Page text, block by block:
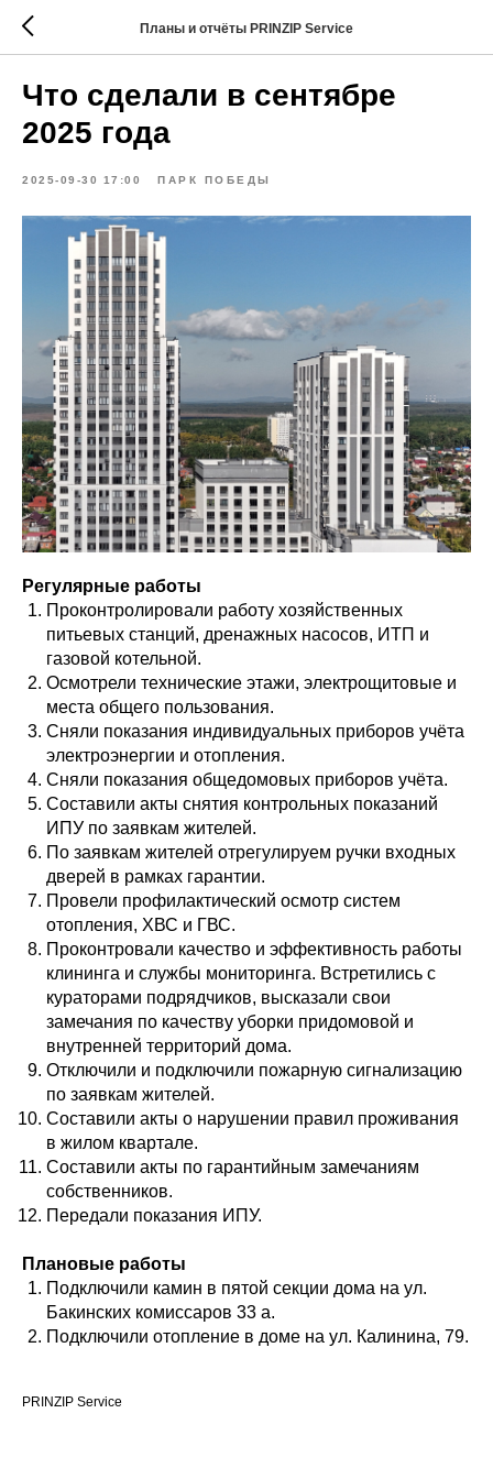
Планы и отчёты PRINZIP Service
Что сделали в сентябре
2025 года
2025-09-30 17:00 ПАРК ПОБЕДЫ
Регулярные работы
Проконтролировали работу хозяйственных
питьевых станций, дренажных насосов, ИТП и
газовой котельной.
Осмотрели технические этажи, электрощитовые и
места общего пользования.
Сняли показания индивидуальных приборов учёта
электроэнергии и отопления.
Сняли показания общедомовых приборов учёта.
Составили акты снятия контрольных показаний
ИПУ по заявкам жителей.
По заявкам жителей отрегулируем ручки входных
дверей в рамках гарантии.
Провели профилактический осмотр систем
отопления, ХВС и ГВС.
Проконтровали качество и эффективность работы
клининга и службы мониторинга. Встретились с
кураторами подрядчиков, высказали свои
замечания по качеству уборки придомовой и
внутренней территорий дома.
Отключили и подключили пожарную сигнализацию
по заявкам жителей.
Составили акты о нарушении правил проживания
в жилом квартале.
Составили акты по гарантийным замечаниям
собственников.
Передали показания ИПУ.
Плановые работы
Подключили камин в пятой секции дома на ул.
Бакинских комиссаров 33 а.
Подключили отопление в доме на ул. Калинина, 79.
PRINZIP Service